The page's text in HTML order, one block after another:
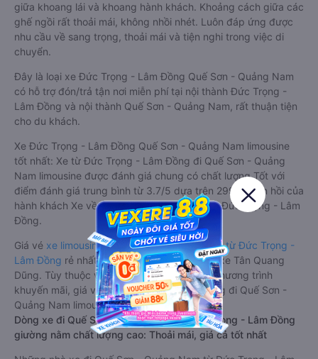
giữa khoang lái và khoang hành khách. Khoảng cách giữa các
ghế ngồi rất thoải mái, không nhồi nhét. Luôn đáp ứng được
nhu cầu về sang trọng, thoải mái và tiện nghi trong việc di
chuyển.
Đây là loại xe Đức Trọng - Lâm Đồng Quế Sơn - Quảng Nam
có hỗ trợ đón/trả tận nơi miễn phí tại nội thành Đức Trọng -
Lâm Đồng và nội thành Quế Sơn - Quảng Nam, rất thuận tiện
cho du khách.
Xe Đức Trọng - Lâm Đồng Quế Sơn - Quảng Nam limousine
tốt nhất: Xe từ Đức Trọng - Lâm Đồng đi Quế Sơn - Quảng
Nam limousine được đánh giá chung có chất lượng Tốt với
điểm đánh giá trung bình từ 3.7/5 dựa trên 2998 phản hồi của
hành khách Xe về Quế Sơn - Quảng Nam từ Đức Trọng - Lâm
Đồng.
Giá vé xe limousine đi Quế Sơn - Quảng Nam từ Đức Trọng -
Lâm Đồng rẻ nhất là 600000VND của hãng xe Tân Quang
Dũng. Tùy thuộc vào vị trí ngồi của bạn và chương trình
khuyến mãi, giá vé Xe Đức Trọng - Lâm Đồng đi Quế Sơn -
Quảng Nam limousine này có thể sẽ rẻ hơn
Dòng xe đi Quế Sơn - Quảng Nam từ Đức Trọng - Lâm Đồng
giường nằm chất lượng cao: Thoải mái, giá cả tốt nhất